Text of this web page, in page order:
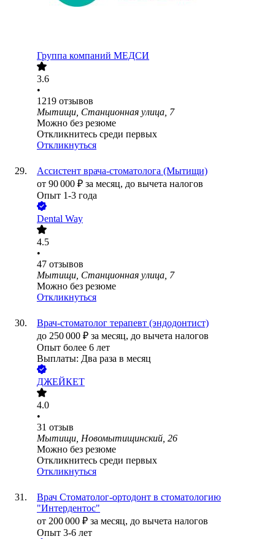
Группа компаний МЕДСИ
3.6
•
1219 отзывов
Мытищи, Станционная улица, 7
Можно без резюме
Откликнитесь среди первых
Откликнуться
Ассистент врача-стоматолога (Мытищи)
от 90 000 ₽ за месяц, до вычета налогов
Опыт 1-3 года
Dental Way
4.5
•
47 отзывов
Мытищи, Станционная улица, 7
Можно без резюме
Откликнуться
Врач-стоматолог терапевт (эндодонтист)
до 250 000 ₽ за месяц, до вычета налогов
Опыт более 6 лет
Выплаты: Два раза в месяц
ДЖЕЙКЕТ
4.0
•
31 отзыв
Мытищи, Новомытищинский, 26
Можно без резюме
Откликнитесь среди первых
Откликнуться
Врач Стоматолог-ортодонт в стоматологию
"Интердентос"
от 200 000 ₽ за месяц, до вычета налогов
Опыт 3-6 лет